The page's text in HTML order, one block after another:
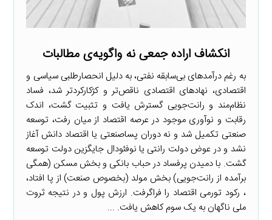
انکشاف اراده جمعی نه واگویه‌ی مطالبات
به رغم درآمدهای بی‌سابقه نفتی، به دلیل انحصارطلبی سیاسی و
اقتصادی، نهادهای اقتصادی ناقص‌تر و کژکارکردتر شد، فساد
نظام‌مند و رانت‌جویی گسترش یافت و تثبیت گشت، اندک
رقابت و نوآوری موجود در عرصه اقتصاد از میان رفت، توسعه
صنعتی تکمیل شد و نه دوران پساصنعتی یا اقتصاد دانش آغاز
نشد و در عوض دولت رانتی یا نوفئودال جایگزین دولت توسعه
گشت. با دمیدن پرفساد در حباب بانکی و بخش مسکن (همگی
برآمده از رانت‌جویی) بخش مولد (بخصوص صنعت) از پا افتاد،
، رکود تورمی اقتصاد را فراگرفت. ارزش پول و در نتیجه ثروت
ملی ناگهان به یک سوم کاهش یافت. ...